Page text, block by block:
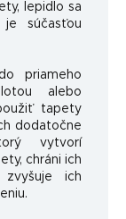
lepidlo sa
súčasťou
priameho
alebo
tapety
dodatočne
vytvorí
chráni ich
ich